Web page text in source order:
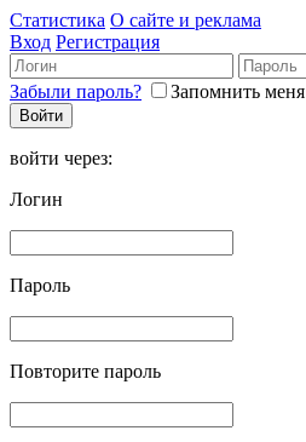
Статистика О сайте и реклама
Вход Регистрация
Забыли пароль? Запомнить меня
войти через:
Логин
Пароль
Повторите пароль